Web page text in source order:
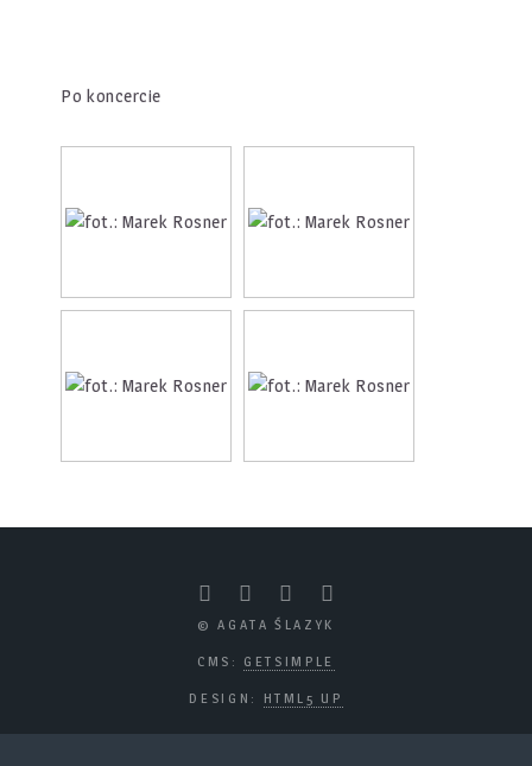
Po koncercie
© AGATA ŚLAZYK
CMS: GETSIMPLE
DESIGN: HTML5 UP